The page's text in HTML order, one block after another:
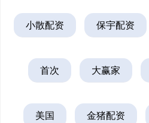
小散配资 保宇配资
首次 大赢家
美国 金猪配资